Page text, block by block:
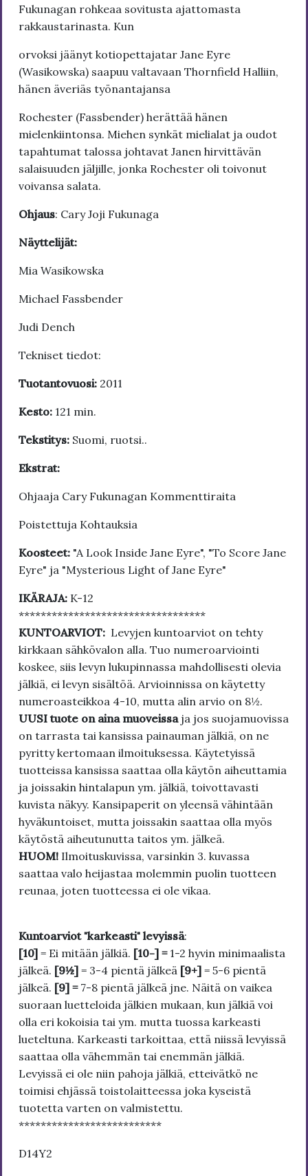
Fukunagan rohkeaa sovitusta ajattomasta
rakkaustarinasta. Kun
orvoksi jäänyt kotiopettajatar Jane Eyre
(Wasikowska) saapuu valtavaan Thornfield Halliin,
hänen äveriäs työnantajansa
Rochester (Fassbender) herättää hänen
mielenkiintonsa. Miehen synkät mielialat ja oudot
tapahtumat talossa johtavat Janen hirvittävän
salaisuuden jäljille, jonka Rochester oli toivonut
voivansa salata.
Ohjaus: Cary Joji Fukunaga
Näyttelijät:
Mia Wasikowska
Michael Fassbender
Judi Dench
Tekniset tiedot:
Tuotantovuosi: 2011
Kesto: 121 min.
Tekstitys: Suomi, ruotsi..
Ekstrat:
Ohjaaja Cary Fukunagan Kommenttiraita
Poistettuja Kohtauksia
Koosteet: "A Look Inside Jane Eyre", "To Score Jane
Eyre" ja "Mysterious Light of Jane Eyre"
IKÄRAJA: K-12
**********************************
KUNTOARVIOT: Levyjen kuntoarviot on tehty
kirkkaan sähkövalon alla. Tuo numeroarviointi
koskee, siis levyn lukupinnassa mahdollisesti olevia
jälkiä, ei levyn sisältöä. Arvioinnissa on käytetty
numeroasteikkoa 4-10, mutta alin arvio on 8½.
UUSI tuote on aina muoveissa ja jos suojamuovissa
on tarrasta tai kansissa painauman jälkiä, on ne
pyritty kertomaan ilmoituksessa. Käytetyissä
tuotteissa kansissa saattaa olla käytön aiheuttamia
ja joissakin hintalapun ym. jälkiä, toivottavasti
kuvista näkyy. Kansipaperit on yleensä vähintään
hyväkuntoiset, mutta joissakin saattaa olla myös
käytöstä aiheutunutta taitos ym. jälkeä.
HUOM! Ilmoituskuvissa, varsinkin 3. kuvassa
saattaa valo heijastaa molemmin puolin tuotteen
reunaa, joten tuotteessa ei ole vikaa.
Kuntoarviot "karkeasti" levyissä:
[10] = Ei mitään jälkiä. [10-] = 1-2 hyvin minimaalista
jälkeä. [9½] = 3-4 pientä jälkeä [9+] = 5-6 pientä
jälkeä. [9] = 7-8 pientä jälkeä jne. Näitä on vaikea
suoraan luetteloida jälkien mukaan, kun jälkiä voi
olla eri kokoisia tai ym. mutta tuossa karkeasti
lueteltuna. Karkeasti tarkoittaa, että niissä levyissä
saattaa olla vähemmän tai enemmän jälkiä.
Levyissä ei ole niin pahoja jälkiä, etteivätkö ne
toimisi ehjässä toistolaitteessa joka kyseistä
tuotetta varten on valmistettu.
**************************
D14Y2